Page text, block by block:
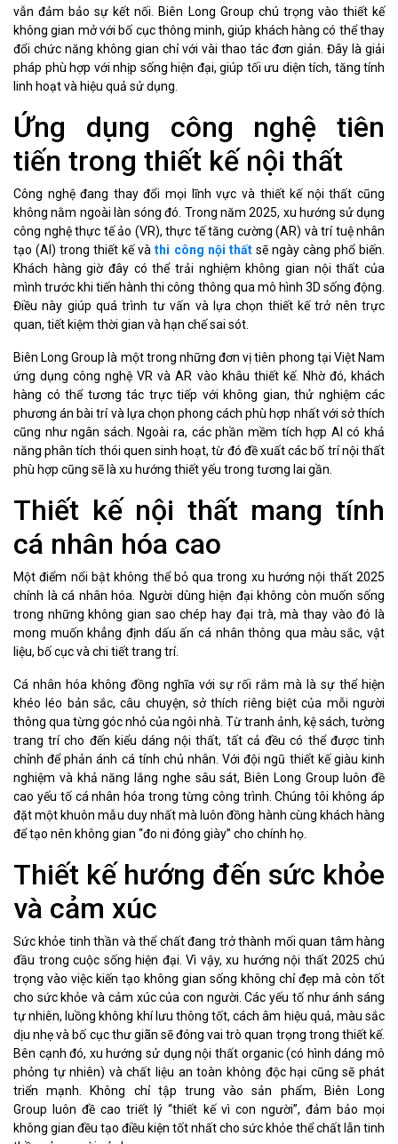
vẫn đảm bảo sự kết nối. Biên Long Group chú trọng vào thiết kế
không gian mở với bố cục thông minh, giúp khách hàng có thể thay
đổi chức năng không gian chỉ với vài thao tác đơn giản. Đây là giải
pháp phù hợp với nhịp sống hiện đại, giúp tối ưu diện tích, tăng tính
linh hoạt và hiệu quả sử dụng.
Ứng dụng công nghệ tiên
tiến trong thiết kế nội thất
Công nghệ đang thay đổi mọi lĩnh vực và thiết kế nội thất cũng
không nằm ngoài làn sóng đó. Trong năm 2025, xu hướng sử dụng
công nghệ thực tế ảo (VR), thực tế tăng cường (AR) và trí tuệ nhân
tạo (AI) trong thiết kế vàthi công nội thấtsẽ ngày càng phổ biến.
Khách hàng giờ đây có thể trải nghiệm không gian nội thất của
mình trước khi tiến hành thi công thông qua mô hình 3D sống động.
Điều này giúp quá trình tư vấn và lựa chọn thiết kế trở nên trực
quan, tiết kiệm thời gian và hạn chế sai sót.
Biên Long Group là một trong những đơn vị tiên phong tại Việt Nam
ứng dụng công nghệ VR và AR vào khâu thiết kế. Nhờ đó, khách
hàng có thể tương tác trực tiếp với không gian, thử nghiệm các
phương án bài trí và lựa chọn phong cách phù hợp nhất với sở thích
cũng như ngân sách. Ngoài ra, các phần mềm tích hợp AI có khả
năng phân tích thói quen sinh hoạt, từ đó đề xuất các bố trí nội thất
phù hợp cũng sẽ là xu hướng thiết yếu trong tương lai gần.
Thiết kế nội thất mang tính
cá nhân hóa cao
Một điểm nổi bật không thể bỏ qua trong xu hướng nội thất 2025
chính là cá nhân hóa. Người dùng hiện đại không còn muốn sống
trong những không gian sao chép hay đại trà, mà thay vào đó là
mong muốn khẳng định dấu ấn cá nhân thông qua màu sắc, vật
liệu, bố cục và chi tiết trang trí.
Cá nhân hóa không đồng nghĩa với sự rối rắm mà là sự thể hiện
khéo léo bản sắc, câu chuyện, sở thích riêng biệt của mỗi người
thông qua từng góc nhỏ của ngôi nhà. Từ tranh ảnh, kệ sách, tường
trang trí cho đến kiểu dáng nội thất, tất cả đều có thể được tinh
chỉnh để phản ánh cá tính chủ nhân. Với đội ngũ thiết kế giàu kinh
nghiệm và khả năng lắng nghe sâu sát, Biên Long Group luôn đề
cao yếu tố cá nhân hóa trong từng công trình. Chúng tôi không áp
đặt một khuôn mẫu duy nhất mà luôn đồng hành cùng khách hàng
để tạo nên không gian “đo ni đóng giày” cho chính họ.
Thiết kế hướng đến sức khỏe
và cảm xúc
Sức khỏe tinh thần và thể chất đang trở thành mối quan tâm hàng
đầu trong cuộc sống hiện đại. Vì vậy, xu hướng nội thất 2025 chú
trọng vào việc kiến tạo không gian sống không chỉ đẹp mà còn tốt
cho sức khỏe và cảm xúc của con người. Các yếu tố như ánh sáng
tự nhiên, luồng không khí lưu thông tốt, cách âm hiệu quả, màu sắc
dịu nhẹ và bố cục thư giãn sẽ đóng vai trò quan trọng trong thiết kế.
Bên cạnh đó, xu hướng sử dụng nội thất organic (có hình dáng mô
phỏng tự nhiên) và chất liệu an toàn không độc hại cũng sẽ phát
triển mạnh. Không chỉ tập trung vào sản phẩm, Biên Long
Group luôn đề cao triết lý “thiết kế vì con người”, đảm bảo mọi
không gian đều tạo điều kiện tốt nhất cho sức khỏe thể chất lẫn tinh